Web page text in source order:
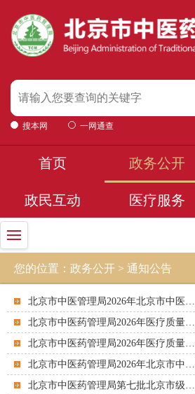
搜本网 一网通查
首页 政务公开
政民互动 医疗服务
您的位置：政务公开 > 通知公告
北京市中医管理局2026年北京市中医药监督类项目遴选结果公告
北京市中医药管理局2026年医疗质量提升督导评价项目第二次遴选公告
北京市中医药管理局2026年医疗质量提升督导评价项目遴选公告
北京市中医药管理局2026年北京市中医药监督类项目第二次遴选公告
北京市中医药管理局第七批北京市级师承理论培训项目遴选结果公告